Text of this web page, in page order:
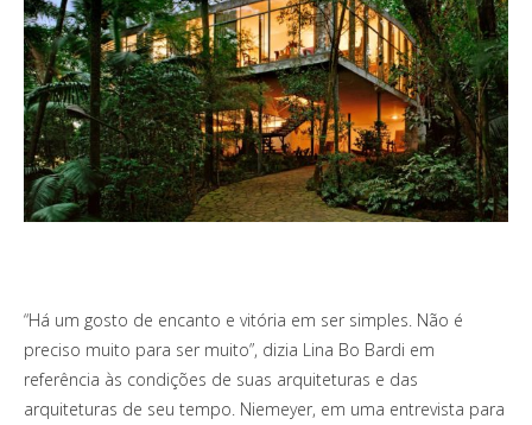
“Há um gosto de encanto e vitória em ser simples. Não é
preciso muito para ser muito”, dizia Lina Bo Bardi em
referência às condições de suas arquiteturas e das
arquiteturas de seu tempo. Niemeyer, em uma entrevista para